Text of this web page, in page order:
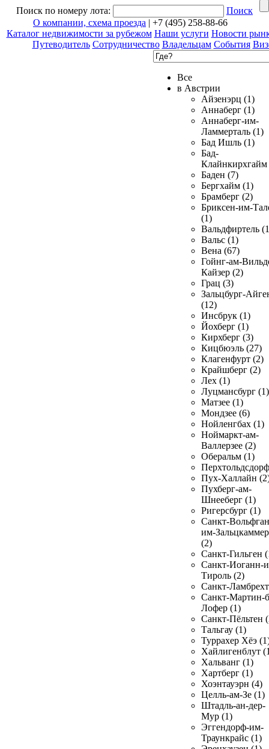
Поиск по номеру лота:
Поиск
О компании, схема проезда | +7 (495) 258-88-66
Каталог недвижимости за рубежом Наши услуги Новости
Путеводитель Сотрудничество Владельцам События
Все
в Австрии
Айзенэрц (1)
Аннаберг (1)
Аннаберг-им-
Ламмерталь (1)
Бад Ишль (1)
Бад-
Клайнкирхгайм
Баден (7)
Бергхайм (1)
Брамберг (2)
Бриксен-им-
(1)
Вальдфиртель
Вальс (1)
Вена (67)
Гойнг-ам-
Кайзер (2)
Грац (3)
Зальцбург-
(12)
Инсбрук (1)
Йохберг (1)
Кирхберг (3)
Кицбюэль (27)
Клагенфурт (2)
Крайшберг (2)
Лех (1)
Луцмансбург (1)
Матзее (1)
Мондзее (6)
Нойленгбах (1)
Ноймаркт-ам-
Валлерзее (2)
Оберальм (1)
Пух-Халлайн
Пухберг-ам-
Шнееберг (1)
Ригерсбург (1)
Санкт-
им-
(2)
Санкт-Гильген
Санкт-Иоганн-
Тироль (2)
Санкт-
Санкт-Мартин-
Лофер (1)
Санкт-Пёльтен
Тальгау (1)
Туррахер Хёэ
Хайлигенблут
Хальванг (1)
Хартберг (1)
Хоэнтауэрн (4)
Целль-ам-Зе (1)
Штадль-ан-дер-
Мур (1)
Эггендорф-им-
Траункрайс (1)